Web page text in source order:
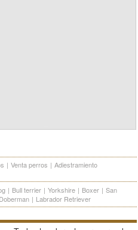
| Venta perros | Adiestramiento
| Bull terrier | Yorkshire | Boxer | San
Doberman | Labrador Retriever